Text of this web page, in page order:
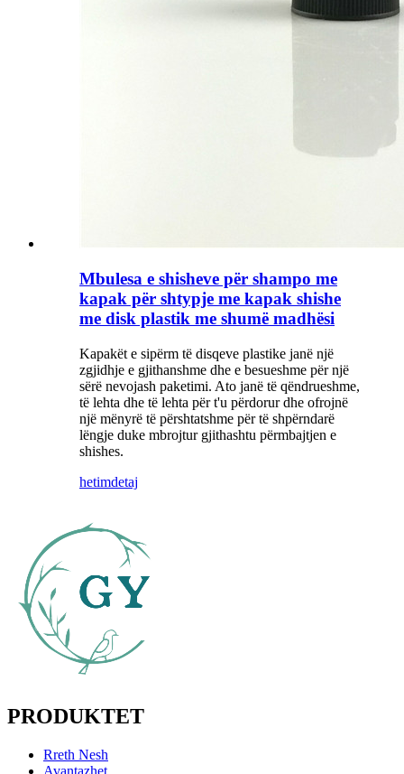
Mbulesa e shisheve për shampo me
kapak për shtypje me kapak shishe
me disk plastik me shumë madhësi
Kapakët e sipërm të disqeve plastike janë një
zgjidhje e gjithanshme dhe e besueshme për një
sërë nevojash paketimi. Ato janë të qëndrueshme,
të lehta dhe të lehta për t'u përdorur dhe ofrojnë
një mënyrë të përshtatshme për të shpërndarë
lëngje duke mbrojtur gjithashtu përmbajtjen e
shishes.
hetimdetaj
PRODUKTET
Rreth Nesh
Avantazhet